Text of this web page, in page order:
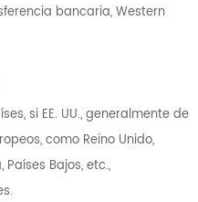
bancaria, Western
si EE. UU., generalmente de
como Reino Unido,
Países Bajos, etc.,